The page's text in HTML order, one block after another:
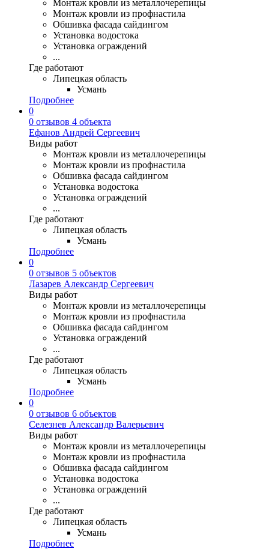
Монтаж кровли из металлочерепицы
Монтаж кровли из профнастила
Обшивка фасада сайдингом
Установка водостока
Установка ограждений
...
Где работают
Липецкая область
Усмань
Подробнее
0
0 отзывов 4 объекта
Ефанов Андрей Сергеевич
Виды работ
Монтаж кровли из металлочерепицы
Монтаж кровли из профнастила
Обшивка фасада сайдингом
Установка водостока
Установка ограждений
...
Где работают
Липецкая область
Усмань
Подробнее
0
0 отзывов 5 объектов
Лазарев Александр Сергеевич
Виды работ
Монтаж кровли из металлочерепицы
Монтаж кровли из профнастила
Обшивка фасада сайдингом
Установка ограждений
...
Где работают
Липецкая область
Усмань
Подробнее
0
0 отзывов 6 объектов
Селезнев Александр Валерьевич
Виды работ
Монтаж кровли из металлочерепицы
Монтаж кровли из профнастила
Обшивка фасада сайдингом
Установка водостока
Установка ограждений
...
Где работают
Липецкая область
Усмань
Подробнее